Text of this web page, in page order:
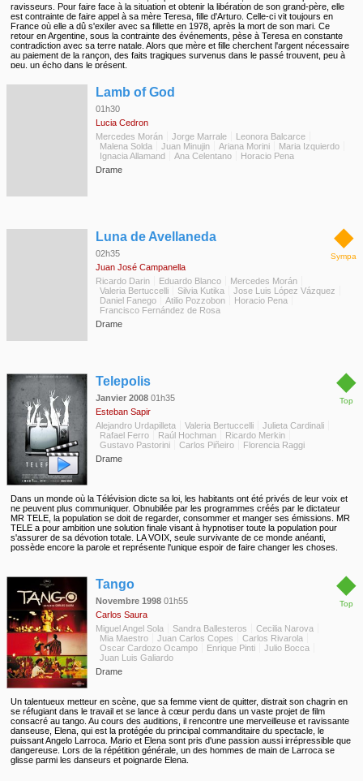
ravisseurs. Pour faire face à la situation et obtenir la libération de son grand-père, elle
est contrainte de faire appel à sa mère Teresa, fille d'Arturo. Celle-ci vit toujours en
France où elle a dû s'exiler avec sa fillette en 1978, après la mort de son mari. Ce
retour en Argentine, sous la contrainte des événements, pèse à Teresa en constante
contradiction avec sa terre natale. Alors que mère et fille cherchent l'argent nécessaire
au paiement de la rançon, des faits tragiques survenus dans le passé trouvent, peu à
peu, un écho dans le présent.
Lamb of God
01h30
Lucia Cedron
Mercedes Morán
Jorge Marrale
Leonora Balcarce
Malena Solda
Juan Minujin Ariana Morini
Maria Izquierdo
Ignacia Allamand
Ana Celentano
Horacio Pena
Drame
◆
Sympa
Luna de Avellaneda
02h35
Juan José Campanella
Ricardo Darin
Eduardo Blanco
Mercedes Morán
Valeria Bertuccelli
Silvia Kutika
Jose Luis López Vázquez
Daniel Fanego
Atilio Pozzobon
Horacio Pena
Francisco Fernández de Rosa
Drame
◆
Top
Telepolis
Janvier 2008 01h35
Esteban Sapir
Alejandro Urdapilleta
Valeria Bertuccelli
Julieta Cardinali
Rafael Ferro
Raúl Hochman
Ricardo Merkin
Gustavo Pastorini
Carlos Piñeiro
Florencia Raggi
Drame
Dans un monde où la Télévision dicte sa loi, les habitants ont été privés de leur voix et
ne peuvent plus communiquer. Obnubilée par les programmes créés par le dictateur
MR TELE, la population se doit de regarder, consommer et manger ses émissions. MR
TELE a pour ambition une solution finale visant à hypnotiser toute la population pour
s'assurer de sa dévotion totale. LA VOIX, seule survivante de ce monde anéanti,
possède encore la parole et représente l'unique espoir de faire changer les choses.
◆
Top
Tango
Novembre 1998 01h55
Carlos Saura
Miguel Angel Sola
Sandra Ballesteros
Cecilia Narova
Mia Maestro
Juan Carlos Copes
Carlos Rivarola
Oscar Cardozo Ocampo
Enrique Pinti
Julio Bocca
Juan Luis Galiardo
Drame
Un talentueux metteur en scène, que sa femme vient de quitter, distrait son chagrin en
se réfugiant dans le travail et se lance à cœur perdu dans un vaste projet de film
consacré au tango. Au cours des auditions, il rencontre une merveilleuse et ravissante
danseuse, Elena, qui est la protégée du principal commanditaire du spectacle, le
puissant Angelo Larroca. Mario et Elena sont pris d'une passion aussi irrépressible que
dangereuse. Lors de la répétition générale, un des hommes de main de Larroca se
glisse parmi les danseurs et poignarde Elena.